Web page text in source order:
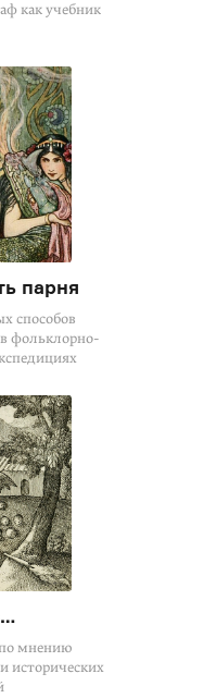
как учебник
парня
способов
фольклорно-
мнению
исторических